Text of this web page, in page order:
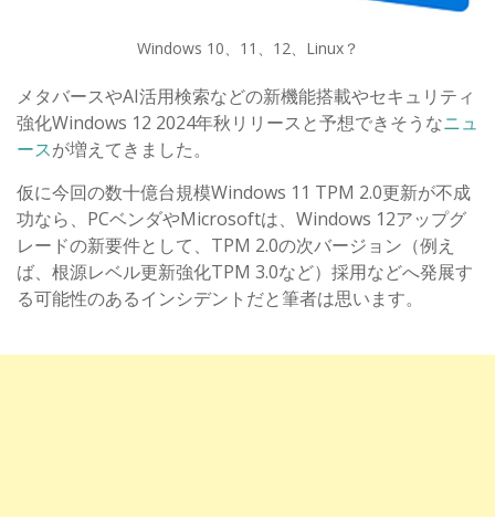
Windows 10、11、12、Linux？
メタバースやAI活用検索などの新機能搭載やセキュリティ
強化Windows 12 2024年秋リリースと予想できそうなニュ
ースが増えてきました。
仮に今回の数十億台規模Windows 11 TPM 2.0更新が不成
功なら、PCベンダやMicrosoftは、Windows 12アップグ
レードの新要件として、TPM 2.0の次バージョン（例え
ば、根源レベル更新強化TPM 3.0など）採用などへ発展す
る可能性のあるインシデントだと筆者は思います。